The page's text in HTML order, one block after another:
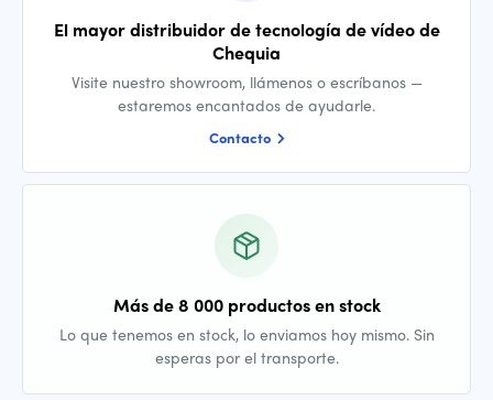
El mayor distribuidor de tecnología de vídeo de
Chequia
Visite nuestro showroom, llámenos o escríbanos —
estaremos encantados de ayudarle.
Contacto
Más de 8 000 productos en stock
Lo que tenemos en stock, lo enviamos hoy mismo. Sin
esperas por el transporte.